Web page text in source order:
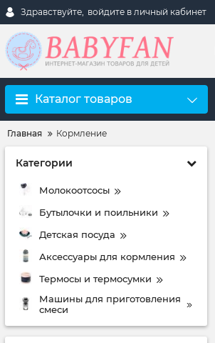
Здравствуйте, войдите в личный кабинет
Каталог товаров
Главная Кормление
Категории
Молокоотсосы
Бутылочки и поильники
Детская посуда
Аксессуары для кормления
Термосы и термосумки
Машины для приготовления
смеси